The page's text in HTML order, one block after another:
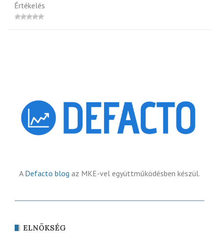
Értékelés
A Defacto blog az MKE-vel együttműködésben készül.
ELNÖKSÉG